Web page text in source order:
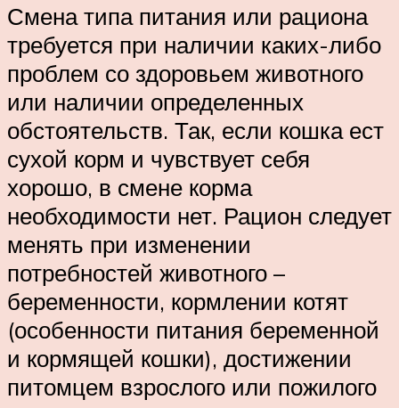
Смена типа питания или рациона
требуется при наличии каких-либо
проблем со здоровьем животного
или наличии определенных
обстоятельств. Так, если кошка ест
сухой корм и чувствует себя
хорошо, в смене корма
необходимости нет. Рацион следует
менять при изменении
потребностей животного –
беременности, кормлении котят
(особенности питания беременной
и кормящей кошки), достижении
питомцем взрослого или пожилого